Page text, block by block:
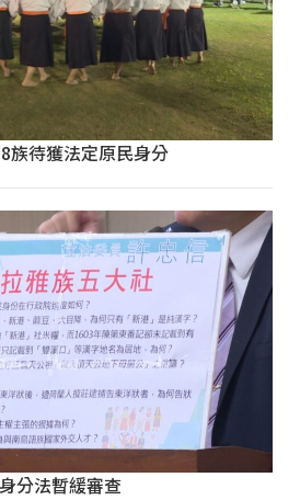
族待獲法定原民身分
分法暫緩審查